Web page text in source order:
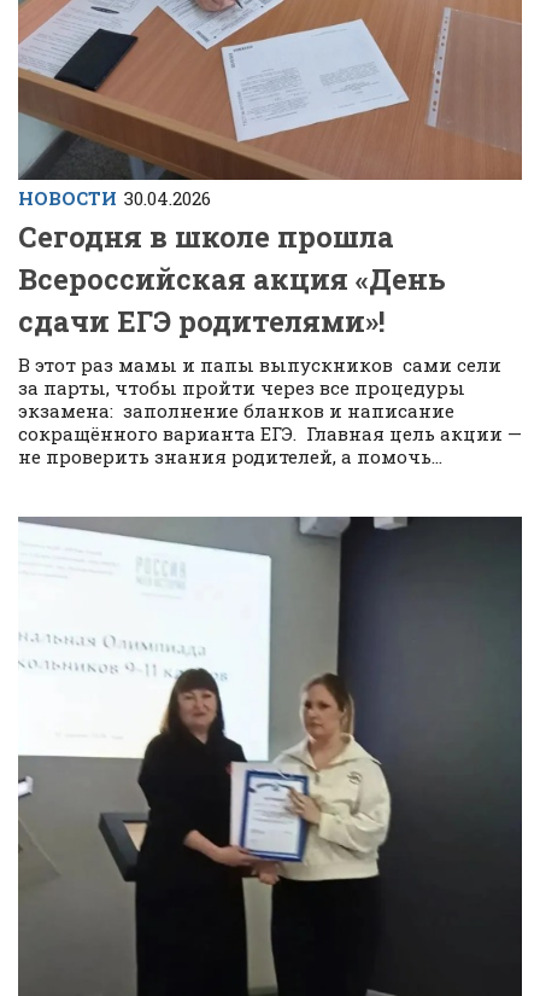
НОВОСТИ 30.04.2026
Сегодня в школе прошла
Всероссийская акция «День
сдачи ЕГЭ родителями»!
В этот раз мамы и папы выпускников сами сели
за парты, чтобы пройти через все процедуры
экзамена: заполнение бланков и написание
сокращённого варианта ЕГЭ. Главная цель акции —
не проверить знания родителей, а помочь...